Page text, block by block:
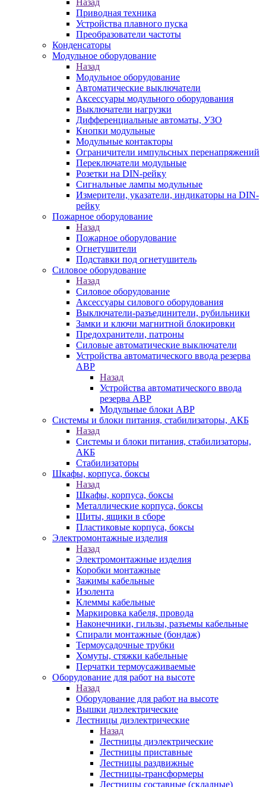
Назад
Приводная техника
Устройства плавного пуска
Преобразователи частоты
Конденсаторы
Модульное оборудование
Назад
Модульное оборудование
Автоматические выключатели
Аксессуары модульного оборудования
Выключатели нагрузки
Дифференциальные автоматы, УЗО
Кнопки модульные
Модульные контакторы
Ограничители импульсных перенапряжений
Переключатели модульные
Розетки на DIN-рейку
Сигнальные лампы модульные
Измерители, указатели, индикаторы на DIN-
рейку
Пожарное оборудование
Назад
Пожарное оборудование
Огнетушители
Подставки под огнетушитель
Силовое оборудование
Назад
Силовое оборудование
Аксессуары силового оборудования
Выключатели-разъединители, рубильники
Замки и ключи магнитной блокировки
Предохранители, патроны
Силовые автоматические выключатели
Устройства автоматического ввода резерва
АВР
Назад
Устройства автоматического ввода
резерва АВР
Модульные блоки АВР
Системы и блоки питания, стабилизаторы, АКБ
Назад
Системы и блоки питания, стабилизаторы,
АКБ
Стабилизаторы
Шкафы, корпуса, боксы
Назад
Шкафы, корпуса, боксы
Металлические корпуса, боксы
Щиты, ящики в сборе
Пластиковые корпуса, боксы
Электромонтажные изделия
Назад
Электромонтажные изделия
Коробки монтажные
Зажимы кабельные
Изолента
Клеммы кабельные
Маркировка кабеля, провода
Наконечники, гильзы, разъемы кабельные
Спирали монтажные (бондаж)
Термоусадочные трубки
Хомуты, стяжки кабельные
Перчатки термоусаживаемые
Оборудование для работ на высоте
Назад
Оборудование для работ на высоте
Вышки диэлектрические
Лестницы диэлектрические
Назад
Лестницы диэлектрические
Лестницы приставные
Лестницы раздвижные
Лестницы-трансформеры
Лестницы составные (складные)